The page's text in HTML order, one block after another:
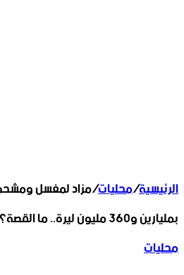
الرئيسية/محليات/مزاد لمغسل
بمليارين و360 مليون ليرة.. ما القصة؟
محليات